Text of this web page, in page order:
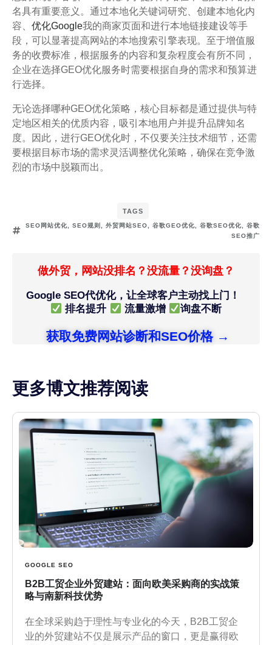
名具有重要意义。通过本地化关键词研究、创建本地化内
容、 优化Google我的商家页面和进行本地链接建设等手
段，可以显著提高网站的本地搜索引擎表现。至于增值服
务的收费标准，根据服务的内容和复杂程度会有所不同，
企业在选择GEO优化服务时需要根据自身的需求和预算进
行选择。
无论选择哪种GEO优化策略，核心目标都是通过提供与特
定地区相关的优质内容，吸引本地用户并提升品牌知名
度。因此，进行GEO优化时，不仅要关注技术细节，还需
要根据目标市场的需求灵活调整优化策略，确保在竞争激
烈的市场中脱颖而出。
TAGS
SEO网站优化 SEO规则 外贸网站SEO 谷歌GEO优化 谷歌SEO优化
谷歌
SEO推广
做外贸，网站没排名？没流量？没询盘？
Google SEO代优化，让全球客户主动找上门！
排名提升
流量激增 询盘不断
获取免费网站诊断和SEO价格 →
更多博文推荐阅读
GOOGLE SEO
B2B工贸企业外贸建站：面向欧美采购商的实战策
略与南新科技优势
在全球采购趋于理性与专业化的今天，B2B工贸企
业的外贸建站不仅是展示产品的窗口，更是赢得欧